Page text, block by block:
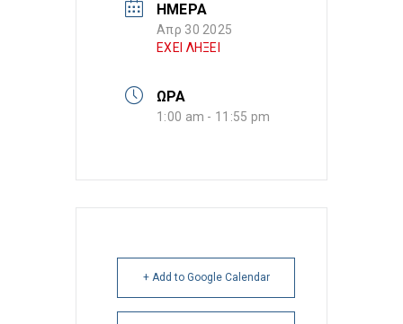
ΗΜΕΡΑ
Απρ 30 2025
ΕΧΕΙ ΛΗΞΕΙ
ΩΡΑ
1:00 am - 11:55 pm
+ Add to Google Calendar